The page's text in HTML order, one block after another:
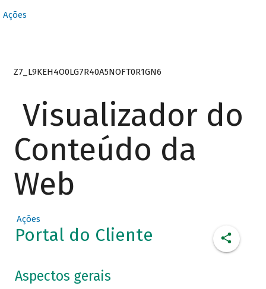
Ações
Z7_L9KEH4O0LG7R40A5NOFT0R1GN6
Visualizador do
Conteúdo da
Web
Ações
Portal do Cliente
Aspectos gerais